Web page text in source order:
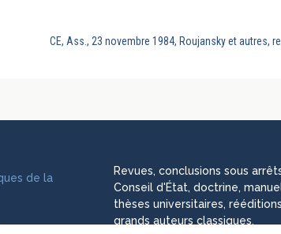
CE, Ass., 23 novembre 1984, Roujansky et autres,
de la
Revues, conclusions sous
Conseil d'État, doctrine,
thèses universitaires,
grands auteurs classiques,